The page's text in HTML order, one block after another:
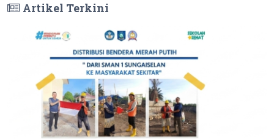
Artikel Terkini